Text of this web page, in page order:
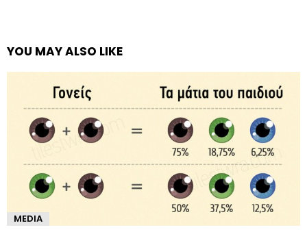
YOU MAY ALSO LIKE
MEDIA